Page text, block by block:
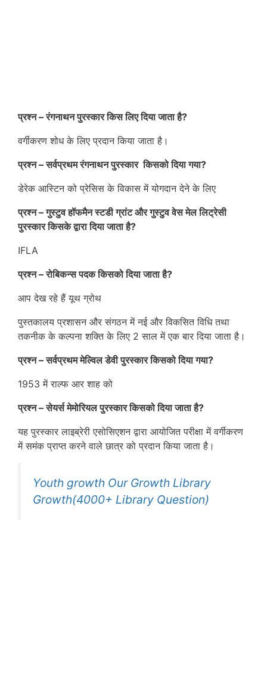
प्रश्न – रंगनाथन पुरस्कार किस लिए दिया जाता है?
वर्गीकरण शोध के लिए प्रदान किया जाता है।
प्रश्न – सर्वप्रथम रंगनाथन पुरस्कार किसको दिया गया?
डेरेक आस्टिन को प्रेसिस के विकास में योगदान देने के लिए
प्रश्न – गुस्टुव हॉफमैन स्टडी ग्रांट और गुस्टुव वेस मेल लिट्रेसी
पुरस्कार किसके द्वारा दिया जाता है?
IFLA
प्रश्न – रोबिकन्स पदक किसको दिया जाता है?
आप देख रहे हैं यूथ ग्रोथ
पुस्तकालय प्रशासन और संगठन में नई और विकसित विधि तथा
तकनीक के कल्पना शक्ति के लिए 2 साल में एक बार दिया जाता है।
प्रश्न – सर्वप्रथम मेल्विल डेवी पुरस्कार किसको दिया गया?
1953 में राल्फ आर शाह को
प्रश्न – सेयर्स मेमोरियल पुरस्कार किसको दिया जाता है?
यह पुरस्कार लाइब्रेरी एसोसिएशन द्वारा आयोजित परीक्षा में वर्गीकरण
में समंक प्राप्त करने वाले छात्र को प्रदान किया जाता है।
Youth growth Our Growth Library
Growth(4000+ Library Question)